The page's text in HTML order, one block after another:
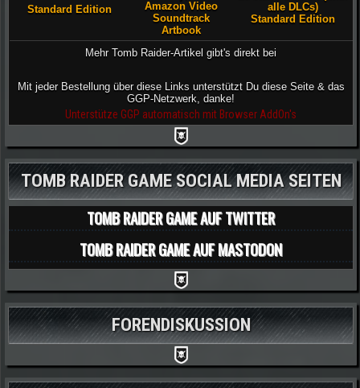
Standard Edition
Amazon Video
Soundtrack
Artbook
alle DLCs)
Standard Edition
Mehr Tomb Raider-Artikel gibt's direkt bei
Mit jeder Bestellung über diese Links unterstützt Du diese Seite & das
GGP-Netzwerk, danke!
Unterstütze GGP automatisch mit Browser AddOn's
TOMB RAIDER GAME SOCIAL MEDIA SEITEN
TOMB RAIDER GAME AUF TWITTER
TOMB RAIDER GAME AUF MASTODON
FORENDISKUSSION